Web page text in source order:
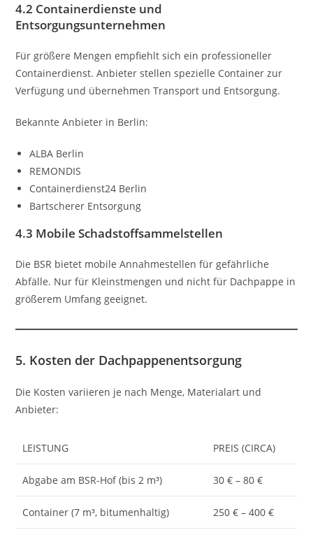
4.2 Containerdienste und
Entsorgungsunternehmen
Für größere Mengen empfiehlt sich ein professioneller
Containerdienst. Anbieter stellen spezielle Container zur
Verfügung und übernehmen Transport und Entsorgung.
Bekannte Anbieter in Berlin:
ALBA Berlin
REMONDIS
Containerdienst24 Berlin
Bartscherer Entsorgung
4.3 Mobile Schadstoffsammelstellen
Die BSR bietet mobile Annahmestellen für gefährliche
Abfälle. Nur für Kleinstmengen und nicht für Dachpappe in
größerem Umfang geeignet.
5. Kosten der Dachpappenentsorgung
Die Kosten variieren je nach Menge, Materialart und
Anbieter:
LEISTUNG PREIS (CIRCA)
Abgabe am BSR-Hof (bis 2 m³) 30 € – 80 €
Container (7 m³, bitumenhaltig) 250 € – 400 €